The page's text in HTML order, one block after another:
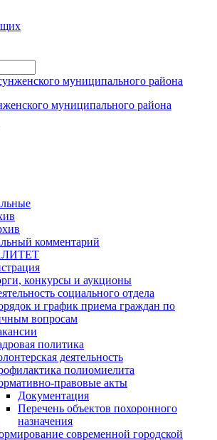
муниципального района
комментарий
конкурсы и аукционы
социального отдела
и график приема граждан по
вопросам
политика
деятельность
полиомиелита
правовые акты
Документация
Перечень объектов похоронного
назначения
современной городской